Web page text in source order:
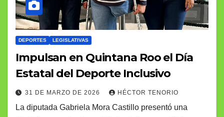
DEPORTES LEGISLATIVAS
Impulsan en Quintana Roo el Día
Estatal del Deporte Inclusivo
31 DE MARZO DE 2026 HÉCTOR TENORIO
La diputada Gabriela Mora Castillo presentó una